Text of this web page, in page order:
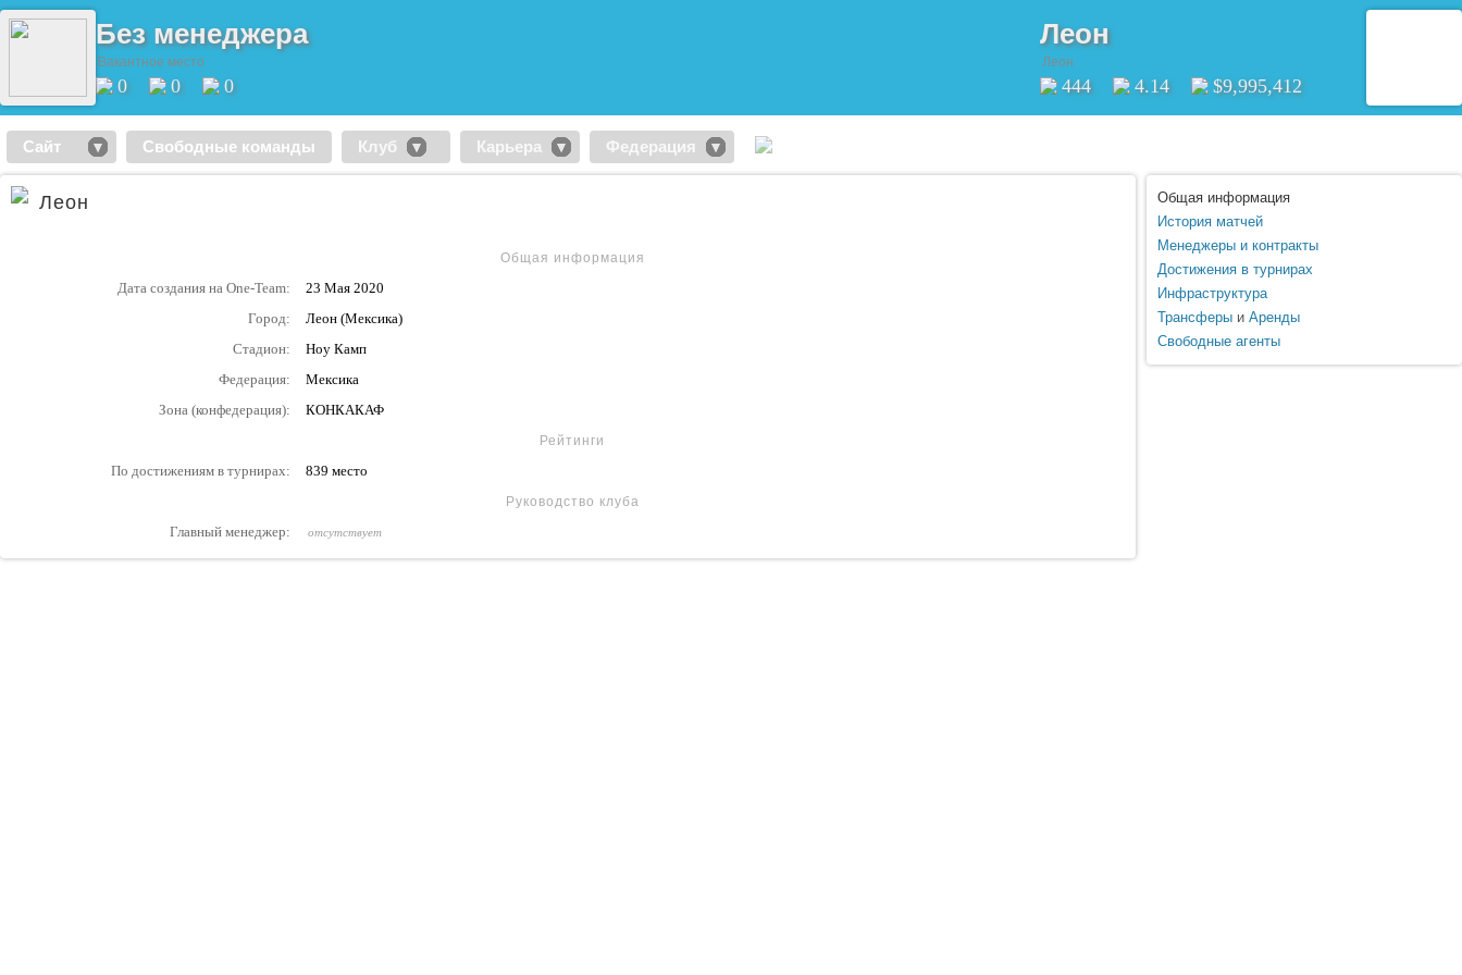
Без менеджера
Вакантное место
0 0 0
Леон
Леон
444 4.14 $9,995,412
Сайт Свободные команды Клуб Карьера Федерация
Леон
Общая информация
Дата создания на One-Team:
23 Мая 2020
Город:
Леон (Мексика)
Стадион:
Ноу Камп
Федерация:
Мексика
Зона (конфедерация):
КОНКАКАФ
Рейтинги
По достижениям в турнирах: 839 место
Руководство клуба
Главный менеджер: отсутствует
Общая информация
История матчей
Менеджеры и контракты
Достижения в турнирах
Инфраструктура
Трансферы и Аренды
Свободные агенты